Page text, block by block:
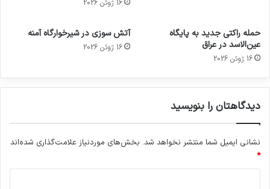
16 ژوئن 2026
حمله راکتی جدید به پایگاه
عین‌الاسد در عراق
16 ژوئن 2026
آتش سوزی در شیرخوارگاه آمنه
16 ژوئن 2026
دیدگاهتان را بنویسید
نشانی ایمیل شما منتشر نخواهد شد. بخش‌های موردنیاز علامت‌گذاری شده‌اند
*